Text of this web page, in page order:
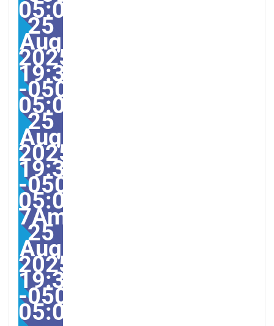
05:00America/
25
Aug
2025
19:38:00
-0500-
05:000031#/31Mon,
25
Aug
2025
19:38:00
-0500-
05:00-
7America/
25
Aug
2025
19:38:00
-0500-
05:00America/